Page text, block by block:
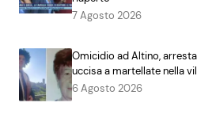
7 Agosto 2026
Omicidio ad Altino,
uccisa a martellate nella
6 Agosto 2026